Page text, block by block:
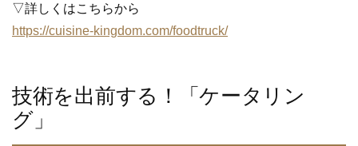
▽詳しくはこちらから
https://cuisine-kingdom.com/foodtruck/
技術を出前する！「ケータリン
グ」